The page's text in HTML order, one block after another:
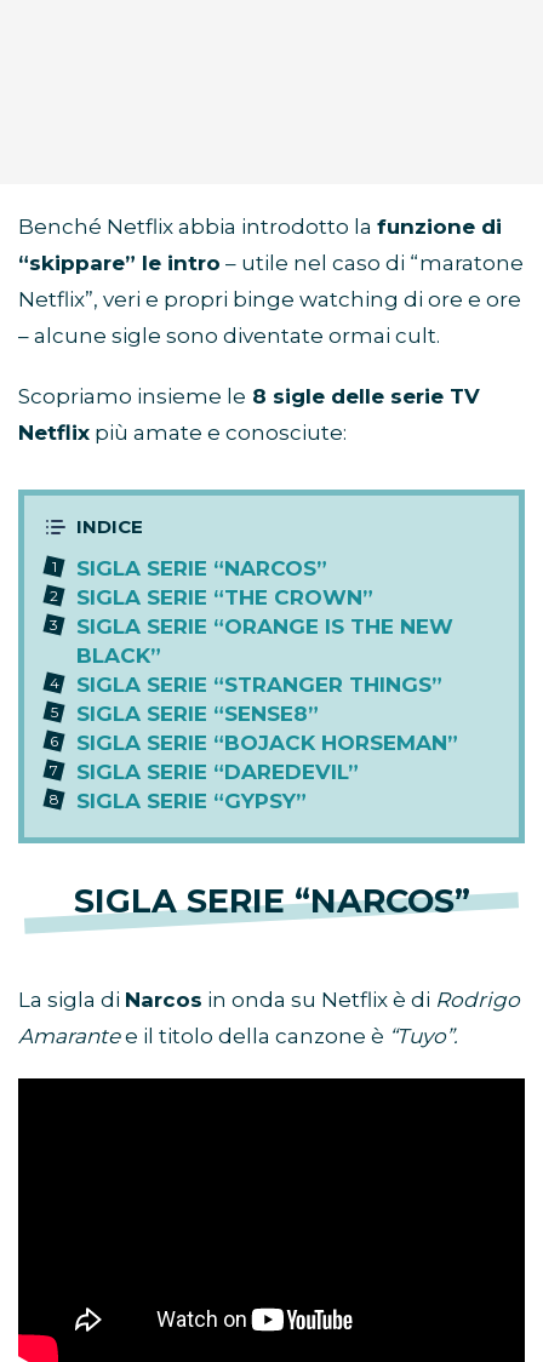
Benché Netflix abbia introdotto la funzione di
“skippare” le intro – utile nel caso di “maratone
Netflix”, veri e propri binge watching di ore e ore
– alcune sigle sono diventate ormai cult.
Scopriamo insieme le 8 sigle delle serie TV
Netflix più amate e conosciute:
SIGLA SERIE “NARCOS”
SIGLA SERIE “THE CROWN”
SIGLA SERIE “ORANGE IS THE NEW
BLACK”
SIGLA SERIE “STRANGER THINGS”
SIGLA SERIE “SENSE8”
SIGLA SERIE “BOJACK HORSEMAN”
SIGLA SERIE “DAREDEVIL”
SIGLA SERIE “GYPSY”
SIGLA SERIE “NARCOS”
La sigla di Narcos in onda su Netflix è di Rodrigo
Amarantee il titolo della canzone è “Tuyo”.